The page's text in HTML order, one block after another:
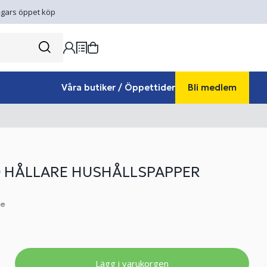
öppet köp
Våra butiker / Öppettider Bli medlem
HUSHÅLLSPAPPER
Lägg i varukorgen